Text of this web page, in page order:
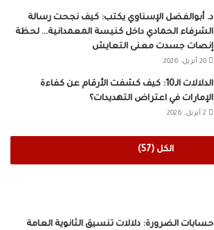
د. أبوالفضل الإسناوي يكتب: كيف نجحت رسالة
الشرفاء الحمادي داخل كنيسة المعمدانية… لحظة
إنصات جسدت معنى التعايش
20 أبريل، 2026
الدلالات الـ10: كيف كشفت الأرقام عن كفاءة
الإمارات في اعتراض التهديدات؟
2 أبريل، 2026
الكل (57)
حسابات الضرورة: دلالات تنسيق الثانوية العامة